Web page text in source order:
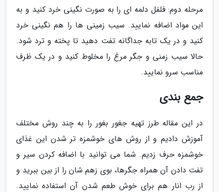
مرحله دوم: فلفل دلمه ای را به صورت نگینی خرد کنید و به
این مواد اضافه نمایید. سیب زمینی ها را هم نگینی خرد
کنید و در یک تابه جداگانه تفت دهید تا پخته و ترد شود.
حالا سیب زمنی و جگر مرغ را مخلوط کنید و در یک ظرف
مناسب سرو نمایید.
جمع بندی
در این مقاله طرز تهیه جغور بغور را به چند روش مختلف
آموزش دادیم و از روش های خوشمزه تر شدن این غذای
خوشمزه حرف زدیم. شما می توانید با اضافه کردن سیر و
تفت دادن آن همراه جگرها، بوی زهم شان را از بین ببرید و
از رب انار هم برای خوش طعم شدن آن استفاده نمایید.